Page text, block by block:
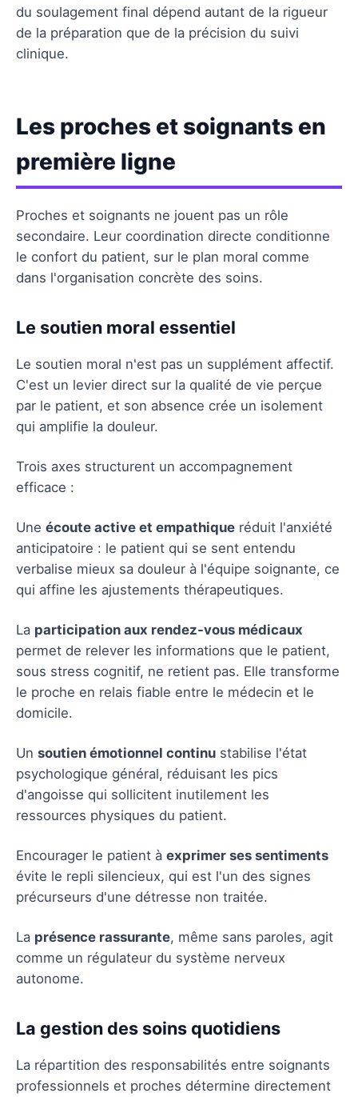
du soulagement final dépend autant de la rigueur
de la préparation que de la précision du suivi
clinique.
Les proches et soignants en
première ligne
Proches et soignants ne jouent pas un rôle
secondaire. Leur coordination directe conditionne
le confort du patient, sur le plan moral comme
dans l'organisation concrète des soins.
Le soutien moral essentiel
Le soutien moral n'est pas un supplément affectif.
C'est un levier direct sur la qualité de vie perçue
par le patient, et son absence crée un isolement
qui amplifie la douleur.
Trois axes structurent un accompagnement
efficace :
Une écoute active et empathique réduit l'anxiété
anticipatoire : le patient qui se sent entendu
verbalise mieux sa douleur à l'équipe soignante, ce
qui affine les ajustements thérapeutiques.
La participation aux rendez-vous médicaux
permet de relever les informations que le patient,
sous stress cognitif, ne retient pas. Elle transforme
le proche en relais fiable entre le médecin et le
domicile.
Un soutien émotionnel continu stabilise l'état
psychologique général, réduisant les pics
d'angoisse qui sollicitent inutilement les
ressources physiques du patient.
Encourager le patient à exprimer ses sentiments
évite le repli silencieux, qui est l'un des signes
précurseurs d'une détresse non traitée.
La présence rassurante, même sans paroles, agit
comme un régulateur du système nerveux
autonome.
La gestion des soins quotidiens
La répartition des responsabilités entre soignants
professionnels et proches détermine directement